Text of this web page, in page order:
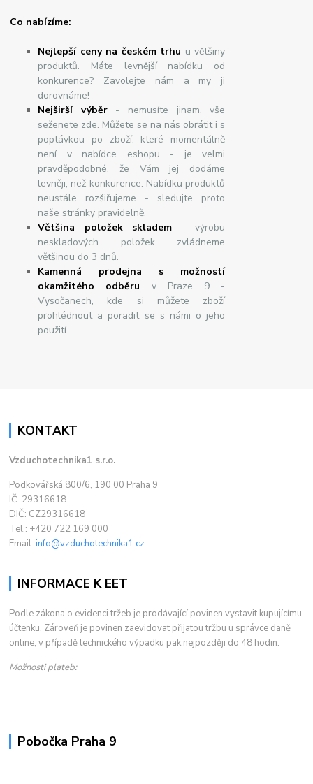
Co nabízíme:
Nejlepší ceny na českém trhu u většiny
produktů. Máte levnější nabídku od
konkurence? Zavolejte nám a my ji
dorovnáme!
Nejširšívýběr- nemusíte jinam, vše
seženete zde. Můžete se na nás obrátit i s
poptávkou po zboží, které momentálně
není v nabídce eshopu - je velmi
pravděpodobné, že Vám jej dodáme
levněji, než konkurence. Nabídku produktů
neustále rozšiřujeme - sledujte proto
naše stránky pravidelně.
Většina položek skladem - výrobu
neskladových položek zvládneme
většinou do 3 dnů.
Kamenná prodejna s možností
okamžitého odběru v Praze 9 -
Vysočanech, kde si můžete zboží
prohlédnout a poradit se s námi o jeho
použití.
KONTAKT
Vzduchotechnika1 s.r.o.
Podkovářská 800/6, 190 00 Praha 9
IČ: 29316618
DIČ: CZ29316618
Tel.: +420 722 169 000
Email:info@vzduchotechnika1.cz
INFORMACE K EET
Podle zákona o evidenci tržeb je prodávající povinen vystavit kupujícímu
účtenku. Zároveň je povinen zaevidovat přijatou tržbu u správce daně
online; v případě technického výpadku pak nejpozději do 48 hodin.
Možnosti plateb:
Pobočka Praha 9